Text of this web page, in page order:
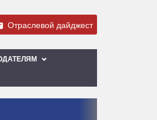
Отраслевой дайджест